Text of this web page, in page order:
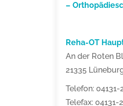
–
Reha-OT
An der Roten
21335
Telefon: 04131-
Telefax: 04131-